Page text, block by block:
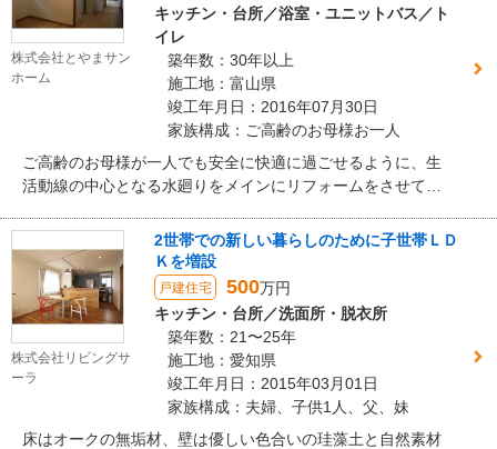
株式会社とやまサン
ホーム
キッチン・台所／浴室・ユニットバス／ト
イレ
築年数：30年以上
施工地：富山県
竣工年月日：2016年07月30日
家族構成：ご高齢のお母様お一人
ご高齢のお母様が一人でも安全に快適に過ごせるように、生
活動線の中心となる水廻りをメインにリフォームをさせて頂
また無駄になっている空間が多いため収納の置き場所にも苦
労されていました。 無駄の多いスペースを部屋としてリフォ
ーム！ 快適なLDKに加え、広々家事室をご提案させて頂きま
した。 リフォームした個所については今後リフォームする必
要がなく、快適に過ごせるように内部造作をすべて取り払
い、断熱・バリアフリー工事をご提案させて頂きました。
株式会社リビングサ
ーラ
2世帯での新しい暮らしのために子世帯ＬＤ
Ｋを増設
戸建住宅 500万円
キッチン・台所／洗面所・脱衣所
築年数：21〜25年
施工地：愛知県
竣工年月日：2015年03月01日
家族構成：夫婦、子供1人、父、妹
床はオークの無垢材、壁は優しい色合いの珪藻土と自然素材